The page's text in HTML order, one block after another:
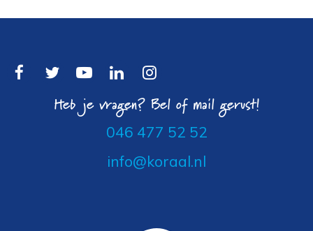
Heb je vragen? Bel of mail gerust!
046 477 52 52
info@koraal.nl